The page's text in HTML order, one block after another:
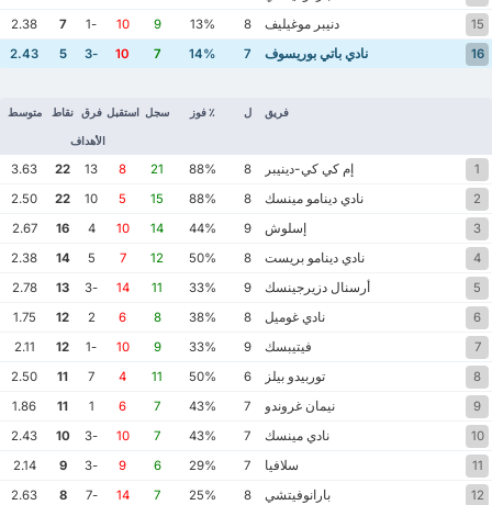
15
دنيبر موغيليف 8
13%
9
10
-1
7
2.38
16
نادي باتي بوريسوف 7
14%
7
10
-3
5
2.43
فريق ل ٪ فوز سجل استقبل فرق
الأهداف
نقاط متوسط
1 إم كي كي-دينيبر 8
88%
21
8
13
22
3.63
2
نادي دينامو مينسك 8
88%
15
5
10
22
2.50
3
إسلوش 9
44%
14
10
4
16
2.67
4
نادي دينامو بريست 8
50%
12
7
5
14
2.38
5
أرسنال دزيرجينسك 9
33%
11
14
-3
13
2.78
6
نادي غوميل 8
38%
8
6
2
12
1.75
7
فيتيبسك 9
33%
9
10
-1
12
2.11
8
توربيدو بيلز 6
50%
11
4
7
11
2.50
9
نيمان غروندو 7
43%
7
6
1
11
1.86
10
نادي مينسك 7
43%
7
10
-3
10
2.43
11
سلافيا 7
29%
6
9
-3
9
2.14
12
بارانوفيتشي 8
25%
7
14
-7
8
2.63